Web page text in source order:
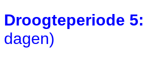
Droogteperiode 5:
dagen)